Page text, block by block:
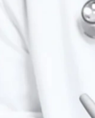
героиновой
наркомании
наркомании у
наркомании в
зависимости от Гашиша
зависимости от Лирики
зависимости от